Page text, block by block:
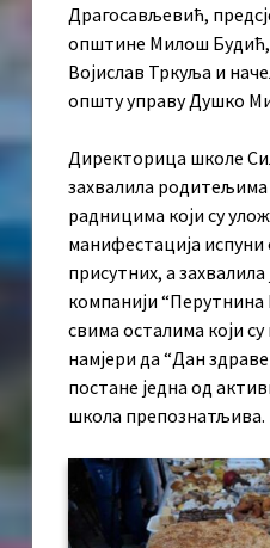
Драгосављевић,
општине Милош
Војислав Тркуља и
општу управу Душко
Директорица школе
захвалила
радницима који су
манифестација
присутних, а
компанији “Перутнина
свима осталима који
намјери да “Дан
постане једна од
школа препознатљива.